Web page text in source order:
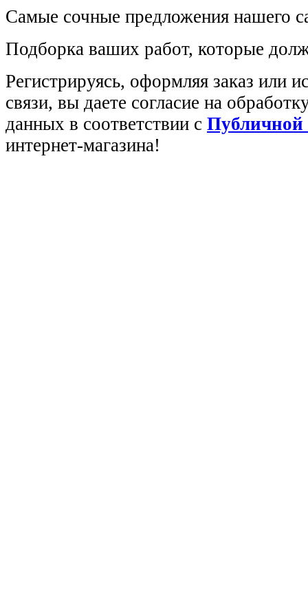
Самые сочные предложения нашего
Подборка ваших работ, которые
Регистрируясь, оформляя заказ или
связи, вы даете согласие на
данных в соответствии с Публичной
интернет-магазина!